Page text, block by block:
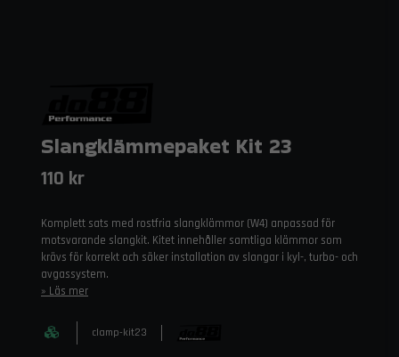
Slangklämmepaket Kit 23
110 kr
Komplett sats med rostfria slangklämmor (W4) anpassad för
motsvarande slangkit. Kitet innehåller samtliga klämmor som
krävs för korrekt och säker installation av slangar i kyl-, turbo- och
avgassystem.
Läs mer
clamp-kit23